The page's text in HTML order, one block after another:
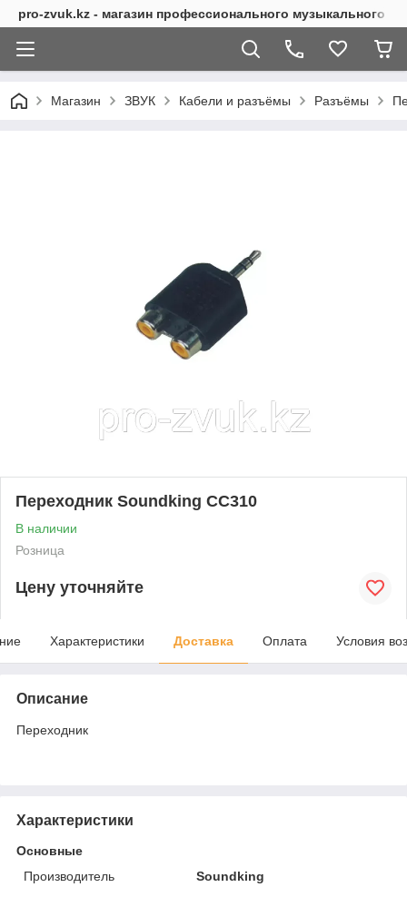
pro-zvuk.kz - магазин профессионального музыкального
Магазин ЗВУК Кабели и разъёмы Разъёмы
Переходник Soundking CC310
В наличии
Розница
Цену уточняйте
Характеристики Доставка Оплата Условия
Описание
Переходник
Характеристики
Основные
Производитель
Soundking